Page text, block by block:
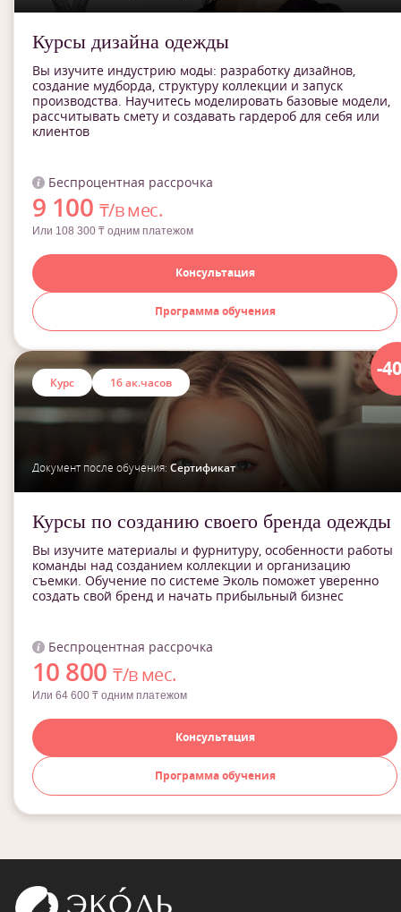
Курсы дизайна одежды
Вы изучите индустрию моды: разработку дизайнов,
создание мудборда, структуру коллекции и запуск
производства. Научитесь моделировать базовые модели,
рассчитывать смету и создавать гардероб для себя или
клиентов
Беспроцентная рассрочка
9 100 ₸/в мес.
Или 108 300 ₸ одним платежом
Консультация
Программа обучения
-
Курс 16 ак.часов
Документ после обучения: Сертификат
Курсы по созданию своего бренда одежды
Вы изучите материалы и фурнитуру, особенности работы
команды над созданием коллекции и организацию
съемки. Обучение по системе Эколь поможет уверенно
создать свой бренд и начать прибыльный бизнес
Беспроцентная рассрочка
10 800₸/в мес.
Или 64 600 ₸ одним платежом
Консультация
Программа обучения